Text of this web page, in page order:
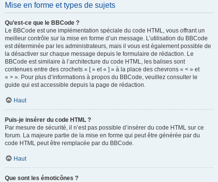
Mise en forme et types de sujets
Qu’est-ce que le BBCode ?
Le BBCode est une implémentation spéciale du code HTML, vous offrant un
meilleur contrôle sur la mise en forme d’un message. L’utilisation du BBCode
est déterminée par les administrateurs, mais il vous est également possible de
la désactiver sur chaque message depuis le formulaire de rédaction. Le
BBCode est similaire à l’architecture du code HTML, les balises sont
contenues entre des crochets « [ » et « ] » à la place des chevrons « < » et
« > ». Pour plus d’informations à propos du BBCode, veuillez consulter le
guide qui est accessible depuis la page de rédaction.
Haut
Puis-je insérer du code HTML ?
Par mesure de sécurité, il n’est pas possible d’insérer du code HTML sur ce
forum. La majeure partie de la mise en forme qui peut être générée par du
code HTML peut être remplacée par du BBCode.
Haut
Que sont les émoticônes ?